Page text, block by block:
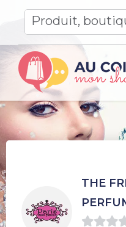
content
THE